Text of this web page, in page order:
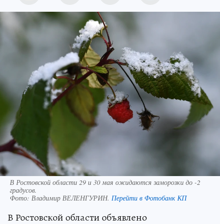
В Ростовской области 29 и 30 мая ожидаются заморозки до -2
градусов.
Фото: Владимир ВЕЛЕНГУРИН. Перейти в Фотобанк КП
В Ростовской области объявлено